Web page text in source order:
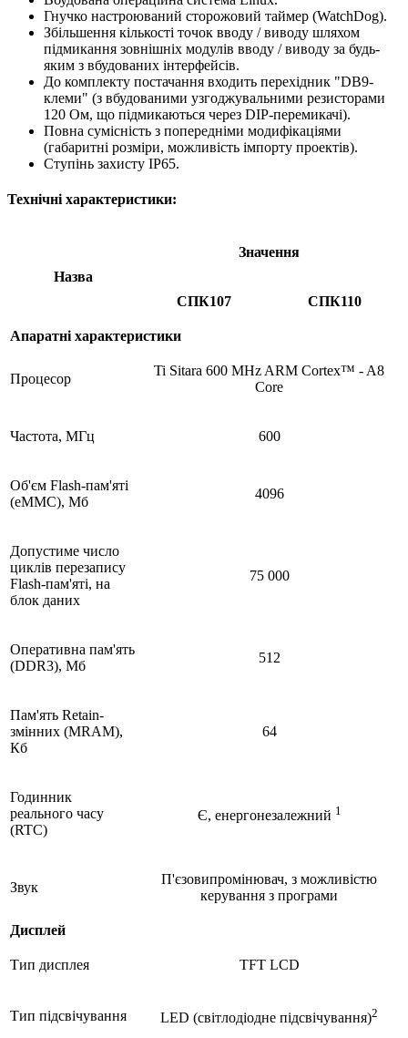
Гнучко настроюваний сторожовий таймер (WatchDog).
Збільшення кількості точок вводу / виводу шляхом
підмикання зовнішніх модулів вводу / виводу за будь-
яким з вбудованих інтерфейсів.
До комплекту постачання входить перехідник "DB9-
клеми" (з вбудованими узгоджувальними резисторами
120 Ом, що підмикаються через DIP-перемикачі).
Повна сумісність з попередніми модифікаціями
(габаритні розміри, можливість імпорту проектів).
Ступінь захисту IP65.
Технічні характеристики:
Назва
Значення
СПК107 СПК110
Апаратні характеристики
Процесор
Ti Sitara 600 MHz ARM Cortex™ - A8
Core
Частота, МГц 600
Об'єм Flash-пам'яті
(eMMC), Мб
4096
Допустиме число
циклів перезапису
Flash-пам'яті, на
блок даних
75 000
Оперативна пам'ять
(DDR3), Мб
512
Пам'ять Retain-
змінних (MRAM),
Кб
64
Годинник
реального часу
(RTC)
Є, енергонезалежний 1
Звук
П'єзовипромінювач, з можливістю
керування з програми
Дисплей
Тип дисплея TFT LCD
Тип підсвічування LED (світлодіодне підсвічування)2